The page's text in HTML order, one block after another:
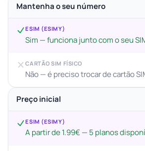
Mantenha o seu número
ESIM (ESIMY)
Sim — funciona junto com o seu
CARTÃO SIM FÍSICO
Não — é preciso trocar de cartão
Preço inicial
ESIM (ESIMY)
A partir de 1.99€ — 5 planos